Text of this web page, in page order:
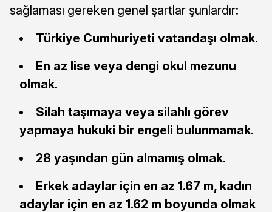
sağlaması gereken genel şartlar şunlardır:
Türkiye Cumhuriyeti vatandaşı olmak.
En az lise veya dengi okul mezunu
olmak.
Silah taşımaya veya silahlı görev
yapmaya hukuki bir engeli bulunmamak.
28 yaşından gün almamış olmak.
Erkek adaylar için en az 1.67 m, kadın
adaylar için en az 1.62 m boyunda olmak